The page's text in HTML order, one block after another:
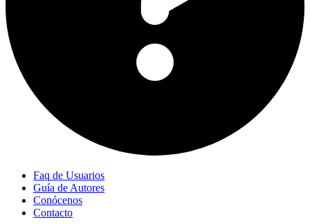
Faq de Usuarios
Guía de Autores
Conócenos
Contacto